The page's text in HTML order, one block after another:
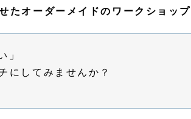
たオーダーメイドのワークショップ
」
にしてみませんか？